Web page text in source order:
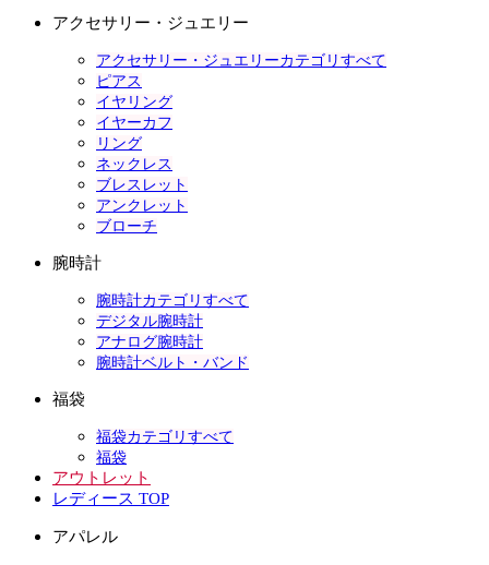
アクセサリー・ジュエリー
アクセサリー・ジュエリーカテゴリすべて
ピアス
イヤリング
イヤーカフ
リング
ネックレス
ブレスレット
アンクレット
ブローチ
腕時計
腕時計カテゴリすべて
デジタル腕時計
アナログ腕時計
腕時計ベルト・バンド
福袋
福袋カテゴリすべて
福袋
アウトレット
レディース TOP
アパレル